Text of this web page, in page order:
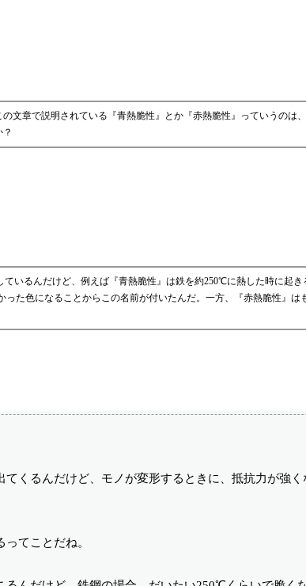
文章で説明されている『青熱脆性』とか『赤熱脆性』っていうのは
ているんだけど、例えば『青熱脆性』は鉄を約250℃に熱した時に起
た色になることからこの名前が付いたんだ。一方、『赤熱脆性』
てくるんだけど、モノが変形するときに、抵抗力が強
てことだね。